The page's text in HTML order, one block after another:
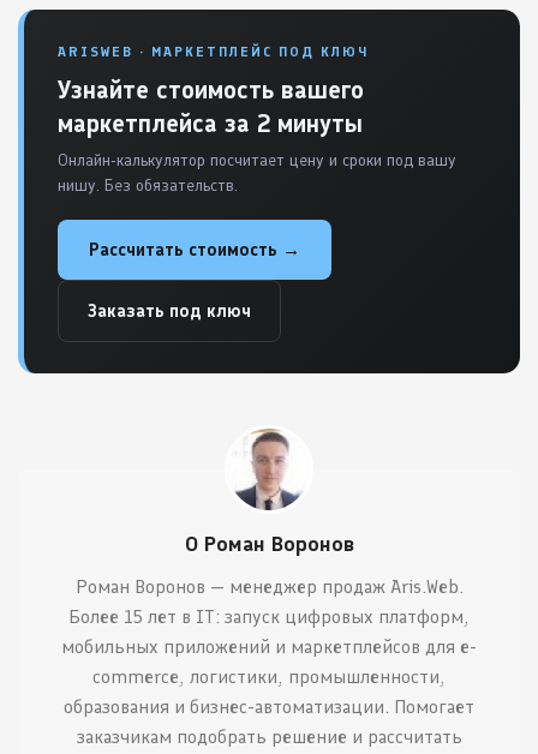
ARISWEB · МАРКЕТПЛЕЙС ПОД КЛЮЧ
Узнайте стоимость вашего
маркетплейса за 2 минуты
Онлайн-калькулятор посчитает цену и сроки под вашу
нишу. Без обязательств.
Рассчитать стоимость →
Заказать под ключ
О Роман Воронов
Роман Воронов — менеджер продаж Aris.Web.
Более 15 лет в IT: запуск цифровых платформ,
мобильных приложений и маркетплейсов для e-
commerce, логистики, промышленности,
образования и бизнес-автоматизации. Помогает
заказчикам подобрать решение и рассчитать